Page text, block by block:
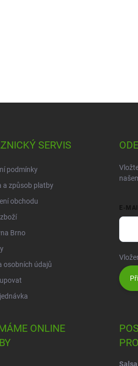
SERVIS
podmínky
a způsob platby
obchodu
Brno
osobních údajů
E-
ONLINE